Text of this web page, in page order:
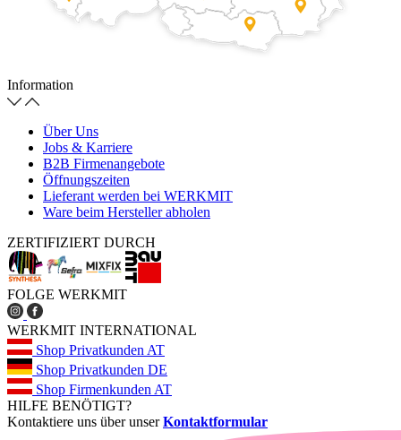
Information
Über Uns
Jobs & Karriere
B2B Firmenangebote
Öffnungszeiten
Lieferant werden bei WERKMIT
Ware beim Hersteller abholen
ZERTIFIZIERT DURCH
FOLGE WERKMIT
WERKMIT INTERNATIONAL
Shop Privatkunden AT
Shop Privatkunden DE
Shop Firmenkunden AT
HILFE BENÖTIGT?
Kontaktiere uns über unserKontaktformular